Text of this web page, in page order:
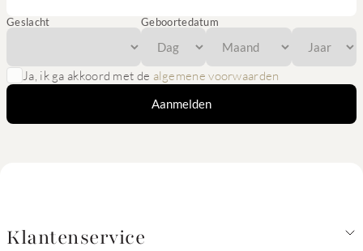
Geslacht Geboortedatum
Ja, ik ga akkoord met de algemene voorwaarden
Aanmelden
Klantenservice